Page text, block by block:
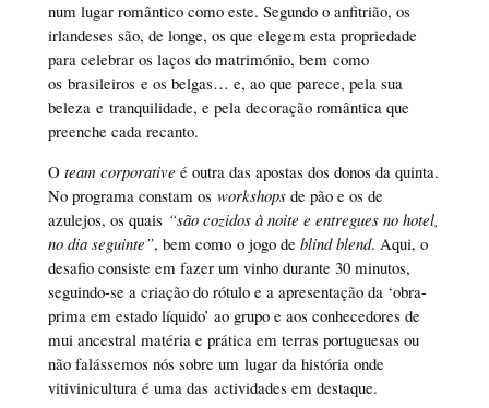
num lugar romântico como este. Segundo o anfitrião, os
irlandeses são, de longe, os que elegem esta propriedade
para celebrar os laços do matrimónio, bem como
os brasileiros e os belgas… e, ao que parece, pela sua
beleza e tranquilidade, e pela decoração romântica que
preenche cada recanto.
O team corporative é outra das apostas dos donos da quinta.
No programa constam os workshopsde pão e os de
azulejos, os quais “são cozidos à noite e entregues no hotel,
no dia seguinte”, bem como o jogo de blind blend. Aqui, o
desafio consiste em fazer um vinho durante 30 minutos,
seguindo-se a criação do rótulo e a apresentação da ‘obra-
prima em estado líquido’ ao grupo e aos conhecedores de
mui ancestral matéria e prática em terras portuguesas ou
não falássemos nós sobre um lugar da história onde
vitivinicultura é uma das actividades em destaque.